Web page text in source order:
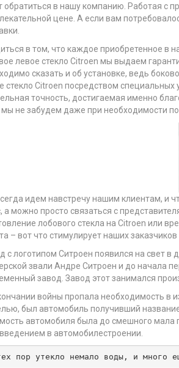
обратиться в нашу компанию. Работая с
цене. А если вам
в том, что каждое приобретенное в
левое стекло Citroen мы выдаем
сказать и об установке, ведь
стекло Citroen посредством специальных
точность, достигаемая именно
мы не забудем даже при необходимости
идем навстречу нашим клиентам, и
а можно просто связаться с
лобового стекла на Citroen или
– вот что стимулирует наших
с логотипом Ситроен появился на свет
звали Андре Ситроен и до начала
завод. Завод этот занимался
войны пропала необходимость в
был автомобиль получивший
автомобиля была до смешного мала
в автомобилестроении.
пор утекло немало воды, и много